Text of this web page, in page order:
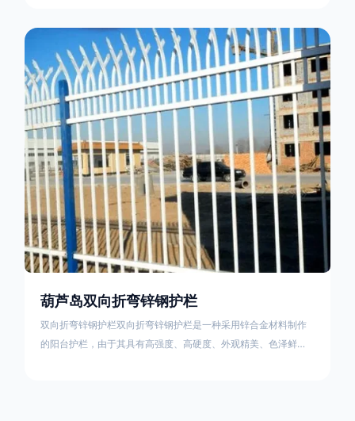
的使用方法主要是应用在人员行走的边界处，这就需要锌钢草坪
护栏产品的表面设计较为圆滑，减少人员不小心碰触锌钢草坪护
栏产品的伤害值。在安装前，土木建筑为砖砌或混凝土浇筑奠定
了的基础
葫芦岛双向折弯锌钢护栏
双向折弯锌钢护栏双向折弯锌钢护栏是一种采用锌合金材料制作
的阳台护栏，由于其具有高强度、高硬度、外观精美、色泽鲜艳